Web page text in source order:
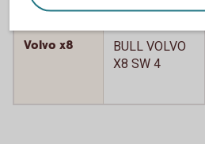
Volvo x8
BULL VOLVO
X8 SW 4